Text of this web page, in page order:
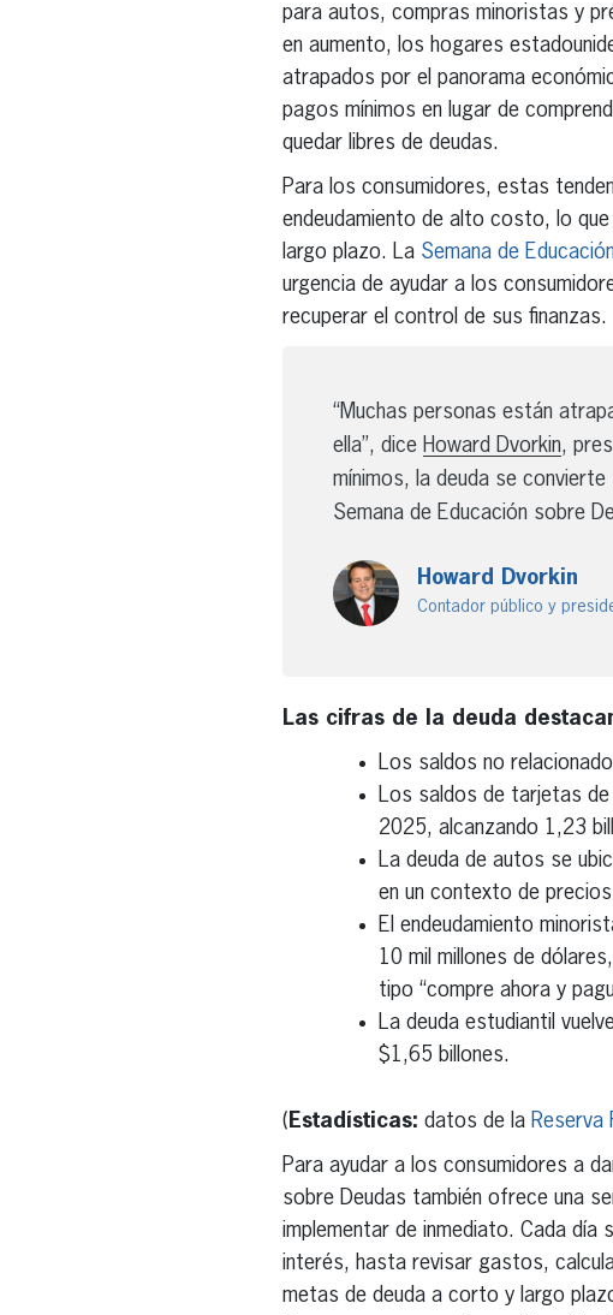
para autos, compras minoristas y
en aumento, los hogares
atrapados por el panorama
pagos mínimos en lugar de
quedar libres de deudas.
Para los consumidores, estas
endeudamiento de alto costo, lo
largo plazo. La Semana de
urgencia de ayudar a los
recuperar el control de sus finanzas.
“Muchas personas están
ella”, dice Howard Dvorkin,
mínimos, la deuda se
Semana de Educación sobre
Howard Dvorkin
Contador público y
Las cifras de la deuda
Los saldos no
Los saldos de tarjetas
2025, alcanzando 1,23
La deuda de autos se
en un contexto de
El endeudamiento
10 mil millones de
tipo “compre ahora y
La deuda estudiantil
$1,65 billones.
( Estadísticas: datos de la Reserva
Para ayudar a los consumidores a
sobre Deudas también ofrece una
implementar de inmediato. Cada
interés, hasta revisar gastos,
metas de deuda a corto y largo